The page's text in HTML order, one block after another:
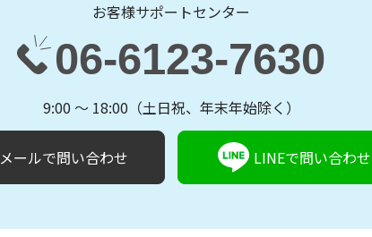
お客様サポートセンター
06-6123-7630
9:00 〜 18:00（土日祝、年末年始除く）
メールで問い合わせ LINEで問い合わせ